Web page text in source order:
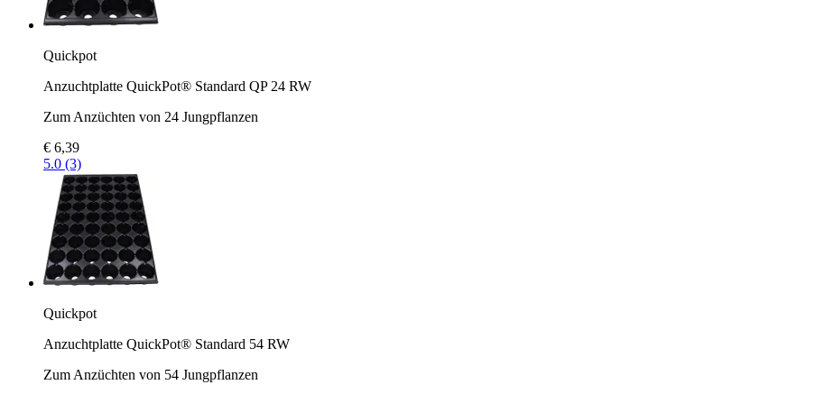
Quickpot
Anzuchtplatte QuickPot® Standard QP 24 RW
Zum Anzüchten von 24 Jungpflanzen
€ 6,39
5.0 (3)
Quickpot
Anzuchtplatte QuickPot® Standard 54 RW
Zum Anzüchten von 54 Jungpflanzen